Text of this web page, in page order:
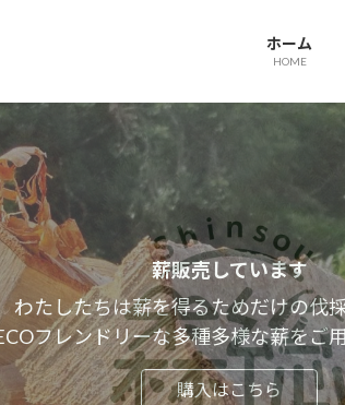
ホーム
HOME
薪販売しています
わたしたちは薪を得るためだけの伐
フレンドリーな多種多様な薪をご
購入はこちら
一緒に森を守る仲間、募集中
異業種からの転職、道外からの移
まずはお気軽にお問い合わせく
詳しくはこちら